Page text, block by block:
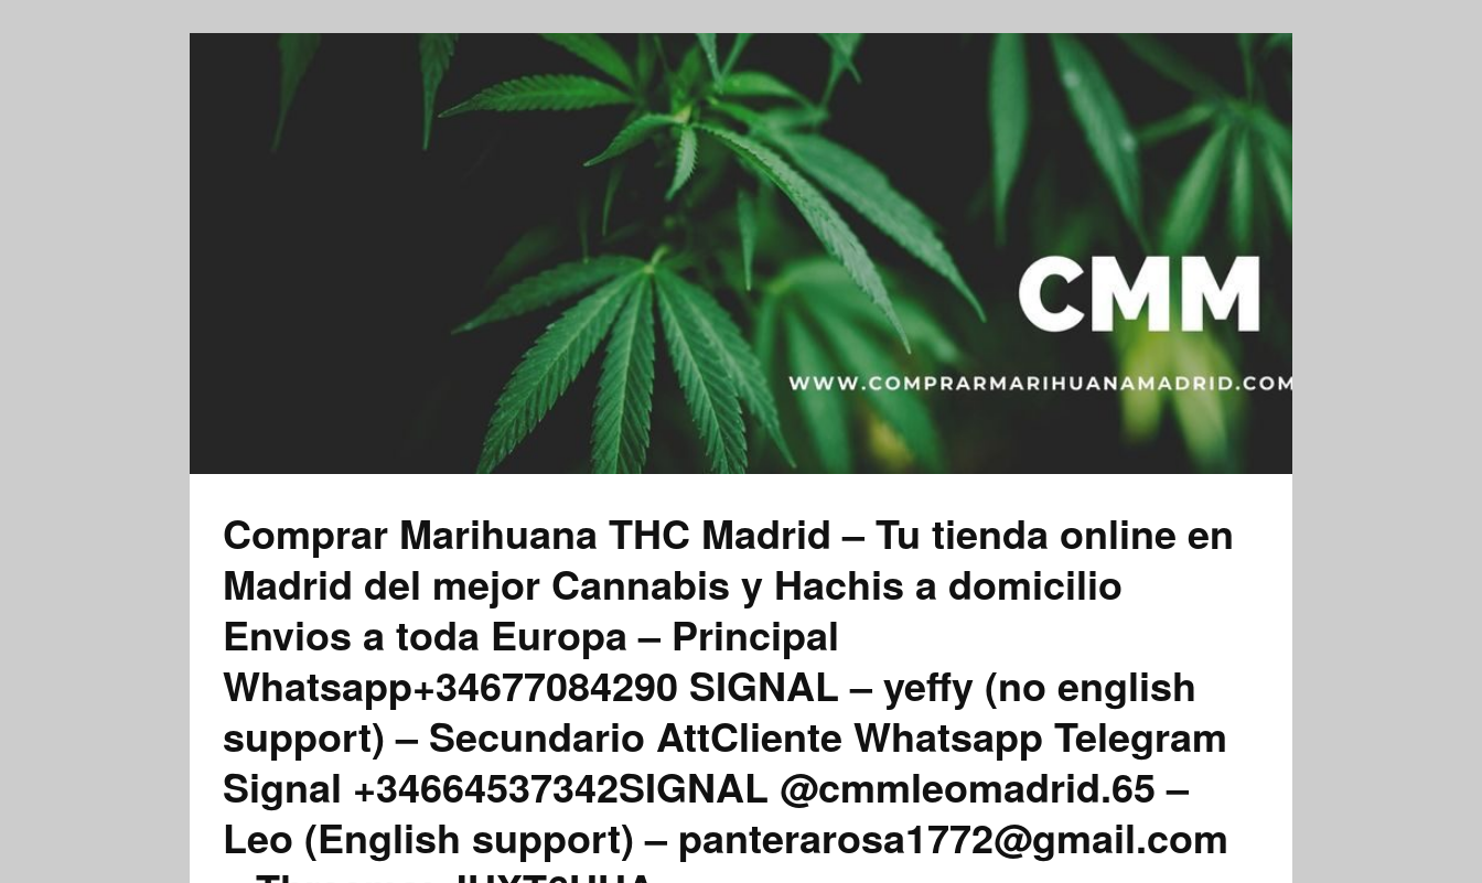
Comprar Marihuana THC Madrid – Tu tienda online en
Madrid del mejor Cannabis y Hachis a domicilio
Envios a toda Europa – Principal
Whatsapp+34677084290 SIGNAL – yeffy (no english
support) – Secundario AttCliente Whatsapp Telegram
Signal +34664537342SIGNAL @cmmleomadrid.65 –
Leo (English support) – panterarosa1772@gmail.com